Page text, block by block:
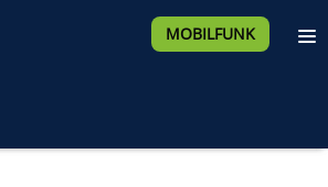
MOBILFUNK